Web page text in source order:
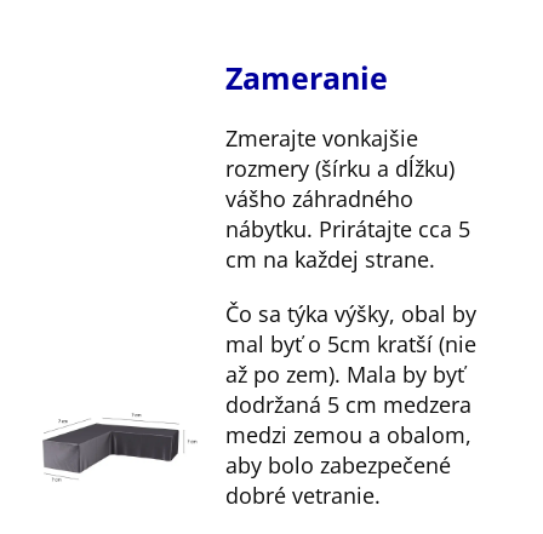
Zameranie
Zmerajte vonkajšie
rozmery (šírku a dĺžku)
vášho záhradného
nábytku. Prirátajte cca 5
cm na každej strane.
Čo sa týka výšky, obal by
mal byť o 5cm kratší (nie
až po zem). Mala by byť
dodržaná 5 cm medzera
medzi zemou a obalom,
aby bolo zabezpečené
dobré vetranie.